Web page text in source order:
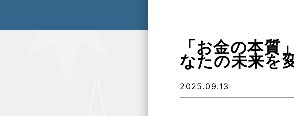
「お金の本質
なたの未来を
2025.09.13